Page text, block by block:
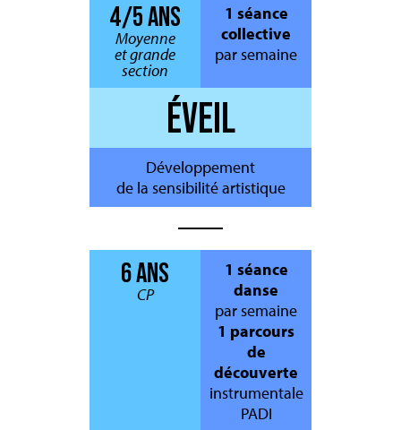
4/5 ANS
Moyenne
et grande
section
1 séance
collective
par semaine
ÉVEIL
Développement
de la sensibilité artistique
6 ANS
CP
1 séance
danse
par semaine
1 parcours
de
découverte
instrumentale
PADI